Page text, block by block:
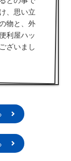
、思い立
物と、外
利屋ハッ
ざいまし